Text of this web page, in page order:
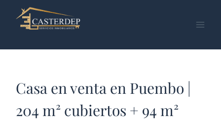
contenido
Casa en venta en Puembo |
204 m² cubiertos + 94 m²